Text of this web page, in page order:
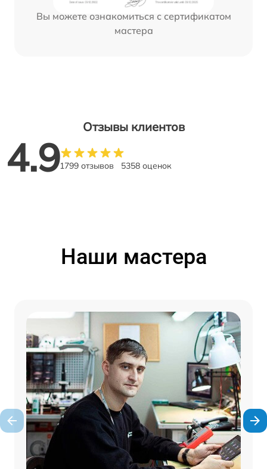
Вы можете ознакомиться с сертификатом
мастера
Отзывы клиентов
4.91799 отзывов 5358 оценок
Наши мастера